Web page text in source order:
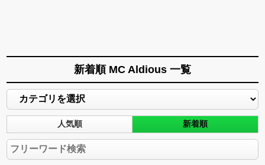
新着順 MC Aldious 一覧
人気順 新着順